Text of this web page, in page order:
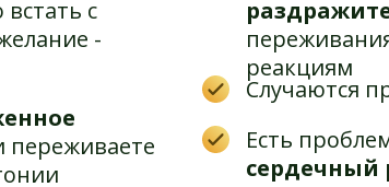
с
-
переживаете
реакциям
Случаются
Есть
сердечный